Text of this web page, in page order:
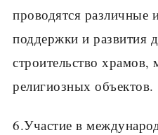
проводятся различные
поддержки и развития
строительство храмов,
религиозных объектов.
6.Участие в